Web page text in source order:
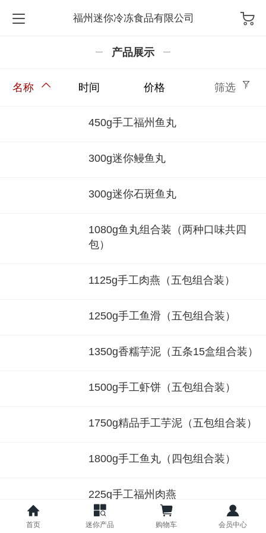
福州迷你冷冻食品有限公司
产品展示
名称 时间 价格 筛选
450g手工福州鱼丸
300g迷你鳗鱼丸
300g迷你石斑鱼丸
1080g鱼丸组合装（两种口味共四
包）
1125g手工肉燕（五包组合装）
1250g手工鱼滑（五包组合装）
1350g香糯芋泥（五条15盒组合装）
1500g手工虾饼（五包组合装）
1750g精品手工芋泥（五包组合装）
1800g手工鱼丸（四包组合装）
225g手工福州肉燕
238g墨鱼丸
首页 迷你产品 购物车 会员中心